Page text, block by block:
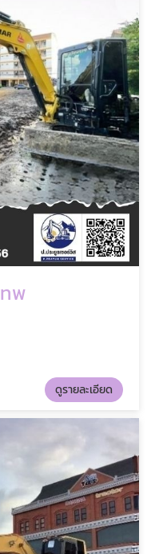
ทพ
ดูรายละเอียด